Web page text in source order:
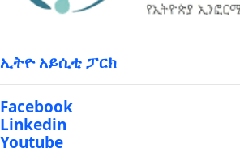
ኢትዮ አይሲቲ ፓርክ
Facebook
Linkedin
Youtube